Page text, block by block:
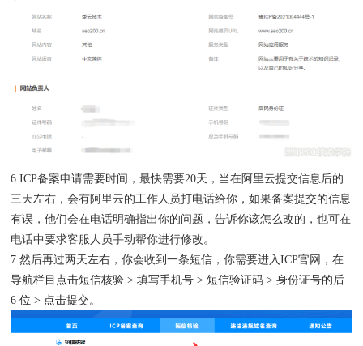
6.ICP备案申请需要时间，最快需要20天，当在阿里云提交信息后的
三天左右，会有阿里云的工作人员打电话给你，如果备案提交的信息
有误，他们会在电话明确指出你的问题，告诉你该怎么改的，也可在
电话中要求客服人员手动帮你进行修改。
7.然后再过两天左右，你会收到一条短信，你需要进入 ICP官网 ，在
导航栏目点击短信核验 > 填写手机号 > 短信验证码 > 身份证号的后
6 位 > 点击提交。